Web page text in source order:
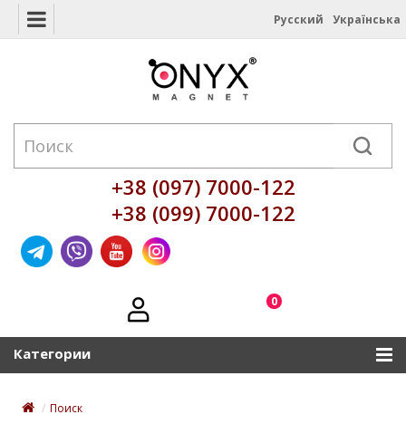
Русский Українська
+38 (097) 7000-122
+38 (099) 7000-122
0
Категории
Поиск